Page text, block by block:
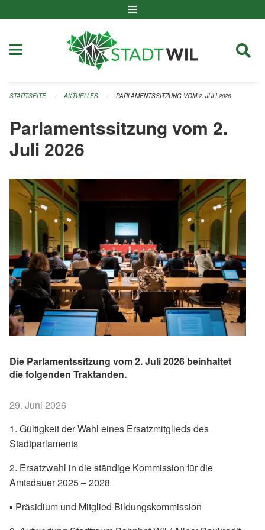
STARTSEITE AKTUELLES PARLAMENTSSITZUNG VOM 2. JULI 2026
Parlamentssitzung vom 2.
Juli 2026
Die Parlamentssitzung vom 2. Juli 2026 beinhaltet
die folgenden Traktanden.
29. Juni 2026
1. Gültigkeit der Wahl eines Ersatzmitglieds des
Stadtparlaments
2. Ersatzwahl in die ständige Kommission für die
Amtsdauer 2025 – 2028
▪ Präsidium und Mitglied Bildungskommission